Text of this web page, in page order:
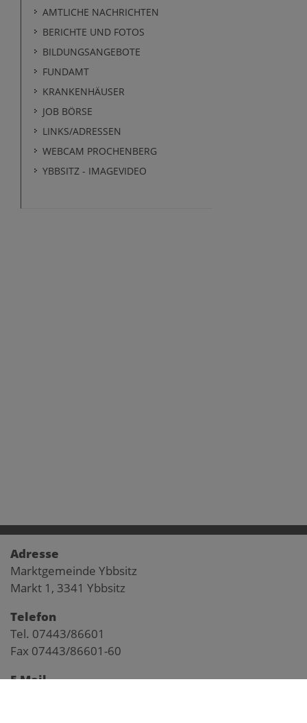
AMTLICHE NACHRICHTEN
BERICHTE UND FOTOS
BILDUNGSANGEBOTE
FUNDAMT
KRANKENHÄUSER
JOB BÖRSE
LINKS/ADRESSEN
WEBCAM PROCHENBERG
YBBSITZ - IMAGEVIDEO
Adresse
Marktgemeinde Ybbsitz
Markt 1, 3341 Ybbsitz
Telefon
Tel. 07443/86601
Fax 07443/86601-60
E-Mail